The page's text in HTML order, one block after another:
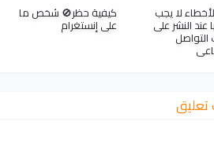
لا يجب
عند النشر على
كيفية حظر🚫 شخص ما
على إنستغرام